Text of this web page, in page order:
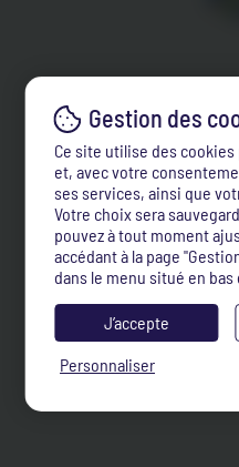
Ce site utilise des
et, avec votre
ses services, ainsi que
Votre choix sera
pouvez à tout moment
accédant à la page
dans le menu situé en bas
J’accepte
Personnaliser